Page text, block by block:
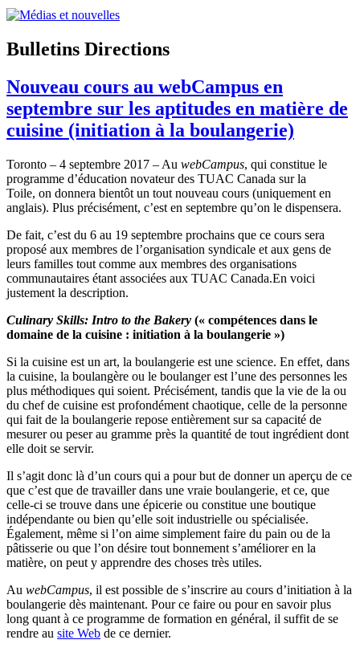
Bulletins Directions
Nouveau cours au webCampus en
septembre sur les aptitudes en matière de
cuisine (initiation à la boulangerie)
Toronto – 4 septembre 2017 – Au webCampus, qui constitue le
programme d’éducation novateur des TUAC Canada sur la
Toile, on donnera bientôt un tout nouveau cours (uniquement en
anglais). Plus précisément, c’est en septembre qu’on le dispensera.
De fait, c’est du 6 au 19 septembre prochains que ce cours sera
proposé aux membres de l’organisation syndicale et aux gens de
leurs familles tout comme aux membres des organisations
communautaires étant associées aux TUAC Canada.En voici
justement la description.
Culinary Skills: Intro to the Bakery (« compétences dans le
domaine de la cuisine : initiation à la boulangerie »)
Si la cuisine est un art, la boulangerie est une science. En effet, dans
la cuisine, la boulangère ou le boulanger est l’une des personnes les
plus méthodiques qui soient. Précisément, tandis que la vie de la ou
du chef de cuisine est profondément chaotique, celle de la personne
qui fait de la boulangerie repose entièrement sur sa capacité de
mesurer ou peser au gramme près la quantité de tout ingrédient dont
elle doit se servir.
Il s’agit donc là d’un cours qui a pour but de donner un aperçu de ce
que c’est que de travailler dans une vraie boulangerie, et ce, que
celle-ci se trouve dans une épicerie ou constitue une boutique
indépendante ou bien qu’elle soit industrielle ou spécialisée.
Également, même si l’on aime simplement faire du pain ou de la
pâtisserie ou que l’on désire tout bonnement s’améliorer en la
matière, on peut y apprendre des choses très utiles.
Au webCampus, il est possible de s’inscrire au cours d’initiation à la
boulangerie dès maintenant. Pour ce faire ou pour en savoir plus
long quant à ce programme de formation en général, il suffit de se
rendre au site Web de ce dernier.